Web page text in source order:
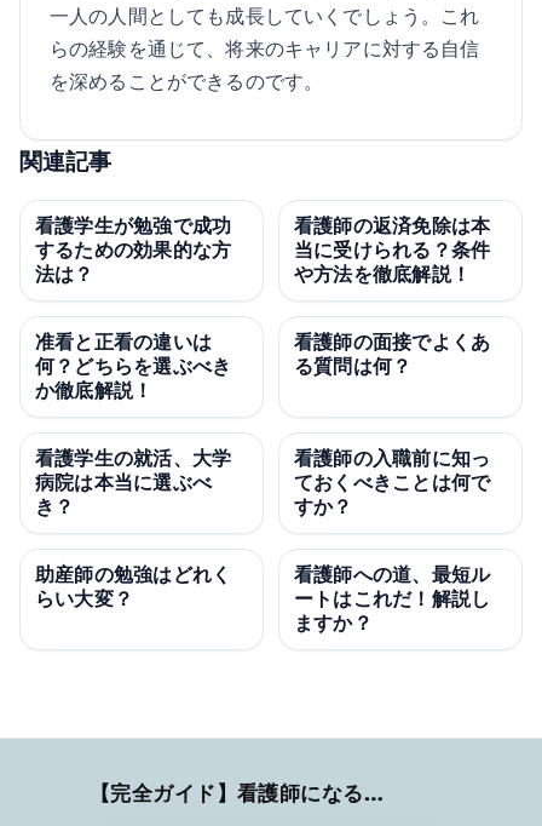
一人の人間としても成長していくでしょう。これ
らの経験を通じて、将来のキャリアに対する自信
を深めることができるのです。
関連記事
看護学生が勉強で成功
するための効果的な方
法は？
看護師の返済免除は本
当に受けられる？条件
や方法を徹底解説！
准看と正看の違いは
何？どちらを選ぶべき
か徹底解説！
看護師の面接でよくあ
る質問は何？
看護学生の就活、大学
病院は本当に選ぶべ
き？
看護師の入職前に知っ
ておくべきことは何で
すか？
助産師の勉強はどれく
らい大変？
看護師への道、最短ル
ートはこれだ！解説し
ますか？
【完全ガイド】看護師になるまでのステップ＆スケジュール